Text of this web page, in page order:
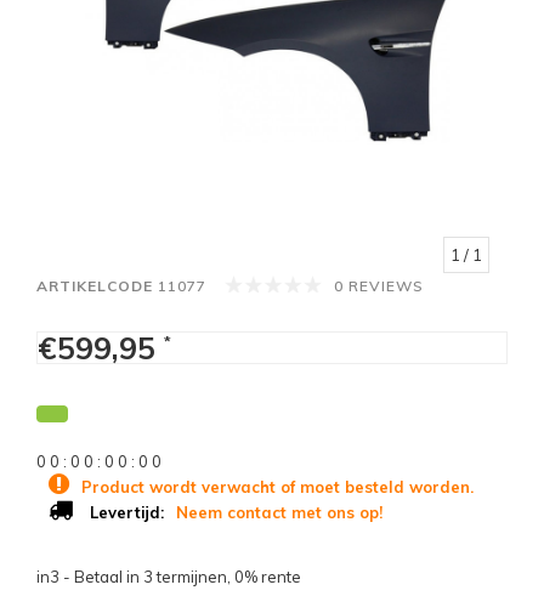
1 / 1
ARTIKELCODE 11077 0 REVIEWS
€599,95 *
0 0 : 0 0 : 0 0 : 0 0
Product wordt verwacht of moet besteld worden.
Levertijd:
Neem contact met ons op!
in3 - Betaal in 3 termijnen, 0% rente